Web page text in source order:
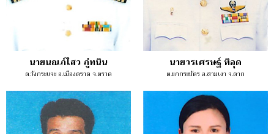
นายนณภ์ไสว ภู่ทนิน
ต.วังกระแจะ อ.เมืองตราด จ.ตราด
นายวรเศรษฐ์ ทิอุด
ต.ยกกระบัตร อ.สามเงา จ.ตาก